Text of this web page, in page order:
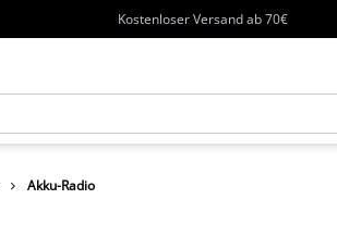
Kostenloser Versand ab 70€
Akku-Radio